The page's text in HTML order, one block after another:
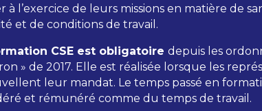
à l’exercice de leurs missions en matière de
et de conditions de travail.
CSE est obligatoiredepuis les
» de 2017. Elle est réalisée lorsque les
leur mandat. Le temps passé en
et rémunéré comme du temps de travail.